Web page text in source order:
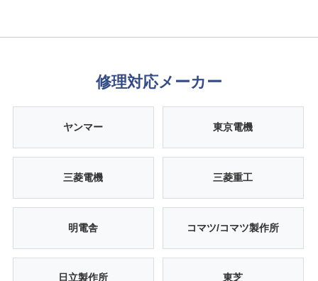
修理対応メーカー
ヤンマー 東京電機
三菱電機 三菱重工
明電舎 コマツ/コマツ製作所
日立製作所 東芝